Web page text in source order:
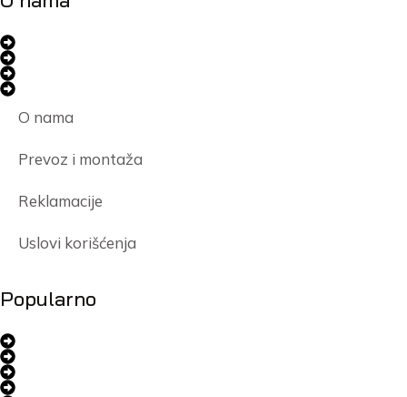
O nama
Prevoz i montaža
Reklamacije
Uslovi korišćenja
Popularno